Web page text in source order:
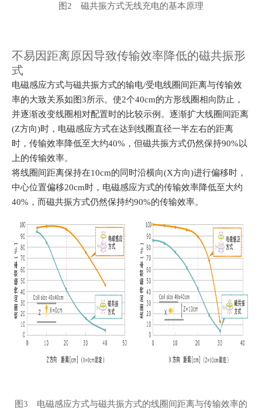
图2 磁共振方式无线充电的基本原理
不易因距离原因导致传输效率降低的磁共振形
式
电磁感应方式与磁共振方式的输电/受电线圈间距离与传输效
率的大致关系如图3所示。使2个40cm的方形线圈相向防止，
并逐渐改变线圈相对配置时的比较示例。 逐渐扩大线圈间距离
(Z方向)时，电磁感应方式在达到线圈直径一半左右的距离
时，传输效率降低至大约40%，但磁共振方式仍然保持90%以
上的传输效率。
将线圈间距离保持在10cm的同时沿横向(X方向)进行偏移时，
中心位置偏移20cm时，电磁感应方式的传输效率降低至大约
40%，而磁共振方式仍然保持约90%的传输效率。
图3 电磁感应方式与磁共振方式的线圈间距离与传输效率的